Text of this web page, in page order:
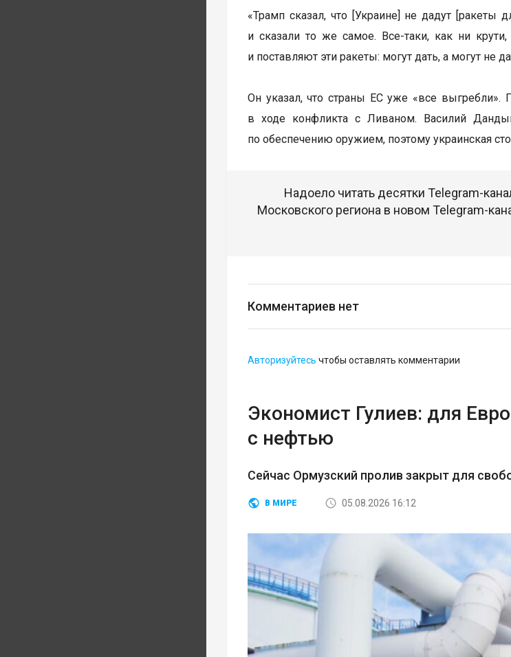
«Трамп сказал, что [Украине] не дадут
и сказали то же самое. Все-таки, как ни
и поставляют эти ракеты: могут дать, а могут не
Он указал, что страны ЕС уже «все
в ходе конфликта с Ливаном. Василий
по обеспечению оружием, поэтому украинская
Надоело читать десятки Telegram-
Московского региона в новом Telegram-
Комментариев нет
Авторизуйтесь чтобы оставлять комментарии
Экономист Гулиев: для
с нефтью
Сейчас Ормузский пролив закрыт для
В МИРЕ 05.08.2026 16:12